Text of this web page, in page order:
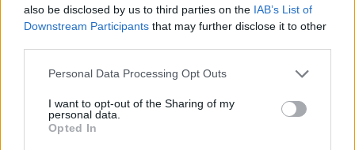
also be disclosed by us to third parties on the IAB’s List of
Downstream Participants that may further disclose it to other
Personal Data Processing Opt Outs
I want to opt-out of the Sharing of my
personal data.
Opted In
Θύρα SIGMA 23.04.17